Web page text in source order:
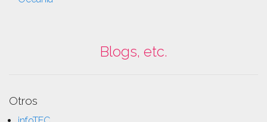
Blogs, etc.
Otros